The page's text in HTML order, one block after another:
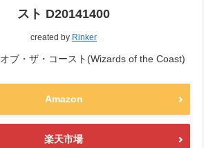
スト D20141400
created by Rinker
ブ・ザ・コースト(Wizards of the Coast)
Amazon
楽天市場